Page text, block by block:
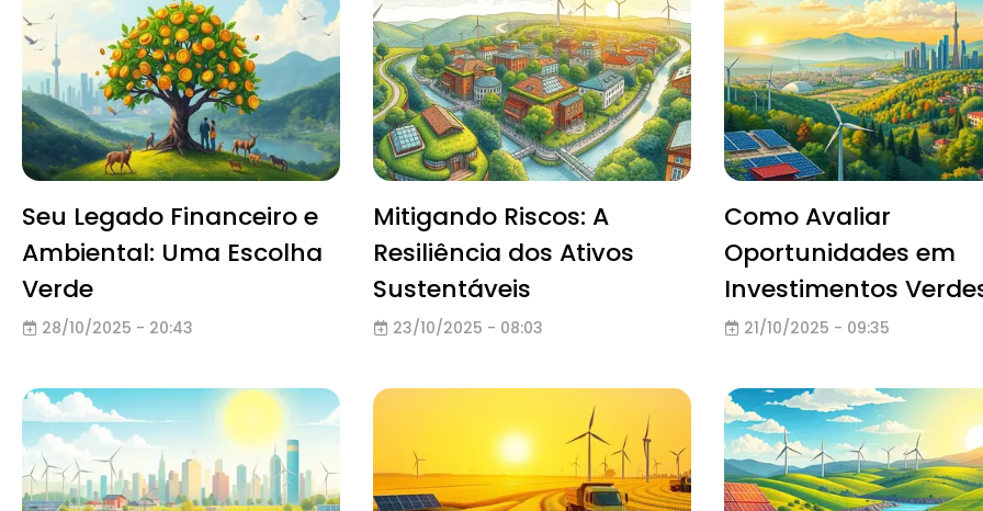
Seu Legado Financeiro e
Ambiental: Uma Escolha
Verde
28/10/2025 - 20:43
Mitigando Riscos: A
Resiliência dos Ativos
Sustentáveis
23/10/2025 - 08:03
Como Avaliar
Oportunidades em
Investimentos
21/10/2025 - 09:35